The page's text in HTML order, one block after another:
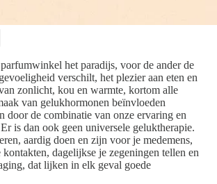
het paradijs, voor de ander de
verschilt, het plezier aan eten en
zonlicht, kou en warmte, kortom alle
van gelukhormonen beïnvloeden
door de combinatie van onze ervaring en
is dan ook geen universele geluktherapie.
aardig doen en zijn voor je medemens,
dagelijkse je zegeningen tellen en
dat lijken in elk geval goede